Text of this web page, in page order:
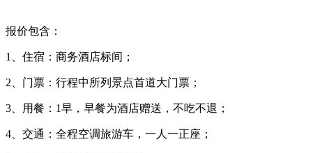
报价包含：
1、住宿：商务酒店标间；
2、门票：行程中所列景点首道大门票；
3、用餐：1早，早餐为酒店赠送，不吃不退；
4、交通：全程空调旅游车，一人一正座；